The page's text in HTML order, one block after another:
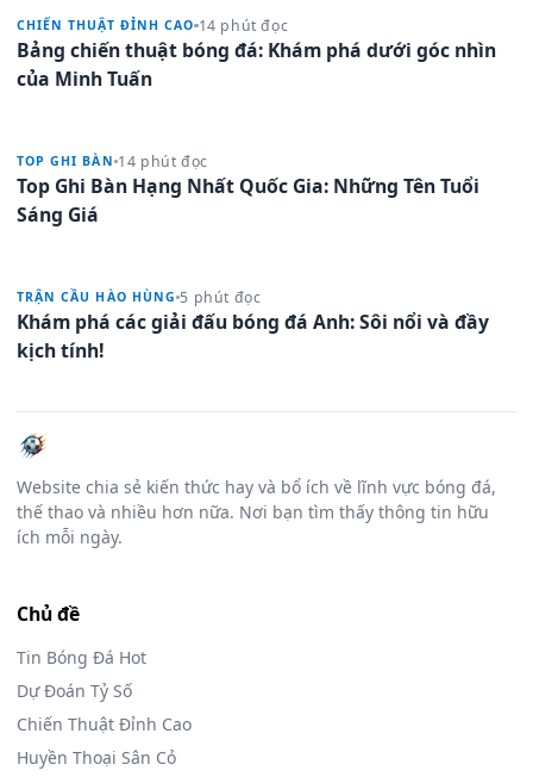
CHIẾN THUẬT ĐỈNH CAO 14 phút đọc
Bảng chiến thuật bóng đá: Khám phá dưới góc nhìn
của Minh Tuấn
TOP GHI BÀN 14 phút đọc
Top Ghi Bàn Hạng Nhất Quốc Gia: Những Tên Tuổi
Sáng Giá
TRẬN CẦU HÀO HÙNG 5 phút đọc
Khám phá các giải đấu bóng đá Anh: Sôi nổi và đầy
kịch tính!
Website chia sẻ kiến thức hay và bổ ích về lĩnh vực bóng đá,
thế thao và nhiều hơn nữa. Nơi bạn tìm thấy thông tin hữu
ích mỗi ngày.
Chủ đề
Tin Bóng Đá Hot
Dự Đoán Tỷ Số
Chiến Thuật Đỉnh Cao
Huyền Thoại Sân Cỏ